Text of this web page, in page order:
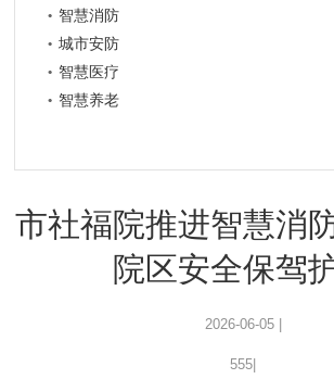
智慧消防
城市安防
智慧医疗
智慧养老
市社福院推进智慧消
院区安全保驾
2026-06-05 |
555